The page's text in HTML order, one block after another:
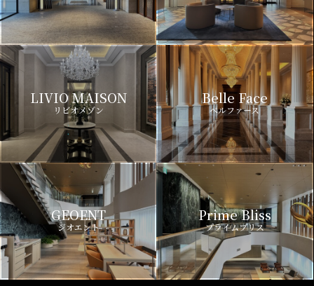
LIVIO MAISON
リビオメゾン
Belle Face
ベルファース
GEOENT
ジオエント
Prime Bliss
プライムブリス